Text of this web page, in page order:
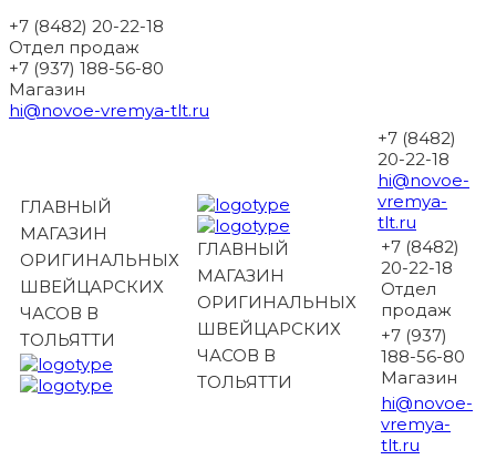
+7 (8482) 20-22-18
Отдел продаж
+7 (937) 188-56-80
Магазин
hi@novoe-vremya-tlt.ru
ГЛАВНЫЙ
МАГАЗИН
ОРИГИНАЛЬНЫХ
ШВЕЙЦАРСКИХ
ЧАСОВ В
ТОЛЬЯТТИ
ГЛАВНЫЙ
МАГАЗИН
ОРИГИНАЛЬНЫХ
ШВЕЙЦАРСКИХ
ЧАСОВ В
ТОЛЬЯТТИ
+7 (8482)
20-22-18
hi@novoe-
vremya-
tlt.ru
+7 (8482)
20-22-18
Отдел
продаж
+7 (937)
188-56-80
Магазин
hi@novoe-
vremya-
tlt.ru